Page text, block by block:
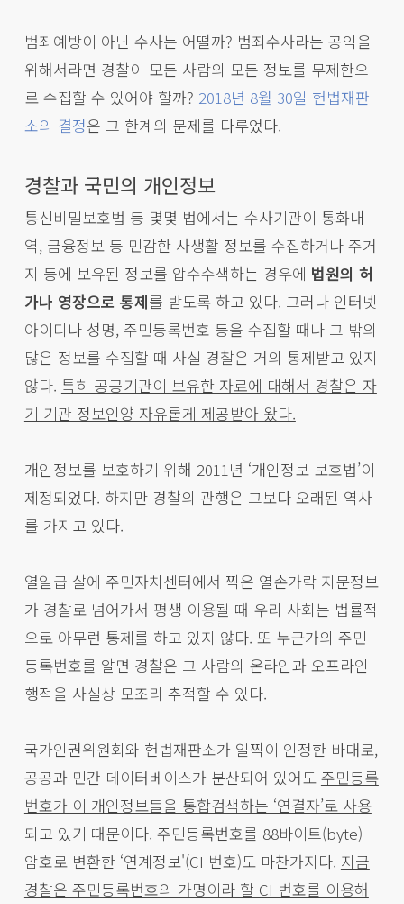
범죄예방이 아닌 수사는 어떨까? 범죄수사라는 공익을
위해서라면 경찰이 모든 사람의 모든 정보를 무제한으
로 수집할 수 있어야 할까? 2018년 8월 30일 헌법재판
소의 결정은 그 한계의 문제를 다루었다.
경찰과 국민의 개인정보
통신비밀보호법 등 몇몇 법에서는 수사기관이 통화내
역, 금융정보 등 민감한 사생활 정보를 수집하거나 주거
지 등에 보유된 정보를 압수수색하는 경우에 법원의 허
가나 영장으로 통제를 받도록 하고 있다. 그러나 인터넷
아이디나 성명, 주민등록번호 등을 수집할 때나 그 밖의
많은 정보를 수집할 때 사실 경찰은 거의 통제받고 있지
않다. 특히 공공기관이 보유한 자료에 대해서 경찰은 자
기 기관 정보인양 자유롭게 제공받아 왔다.
개인정보를 보호하기 위해 2011년 ‘개인정보 보호법’이
제정되었다. 하지만 경찰의 관행은 그보다 오래된 역사
를 가지고 있다.
열일곱 살에 주민자치센터에서 찍은 열손가락 지문정보
가 경찰로 넘어가서 평생 이용될 때 우리 사회는 법률적
으로 아무런 통제를 하고 있지 않다. 또 누군가의 주민
등록번호를 알면 경찰은 그 사람의 온라인과 오프라인
행적을 사실상 모조리 추적할 수 있다.
국가인권위원회와 헌법재판소가 일찍이 인정한 바대로,
공공과 민간 데이터베이스가 분산되어 있어도 주민등록
번호가 이 개인정보들을 통합검색하는 ‘연결자’로 사용
되고 있기 때문이다. 주민등록번호를 88바이트(byte)
암호로 변환한 ‘연계정보'(CI 번호)도 마찬가지다. 지금
경찰은 주민등록번호의 가명이라 할 CI 번호를 이용해